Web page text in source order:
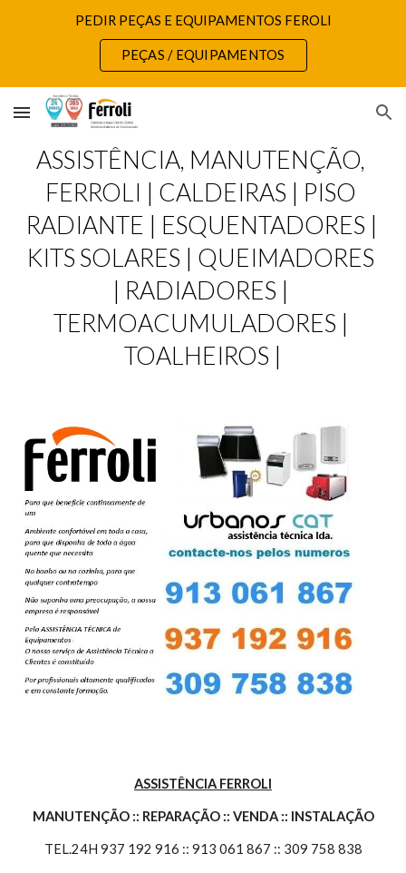
Skip to main content
PEDIR PEÇAS E EQUIPAMENTOS FEROLI
PEÇAS / EQUIPAMENTOS
ASSISTÊNCIA, MANUTENÇÃO,
FERROLI | CALDEIRAS | PISO
RADIANTE | ESQUENTADORES |
KITS SOLARES | QUEIMADORES
| RADIADORES |
TERMOACUMULADORES |
TOALHEIROS |‎
ASSISTÊNCIA FERROLI
MANUTENÇÃO :: REPARAÇÃO :: VENDA :: INSTALAÇÃO
TEL.24H 937 192 916 :: 913 061 867 :: 309 758 838